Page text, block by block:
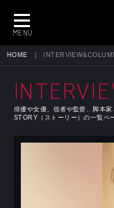
toggle
navigation
MENU
HOME
俳優や女優、役者や監督、脚本
STORY（ストーリー）の一覧ペ